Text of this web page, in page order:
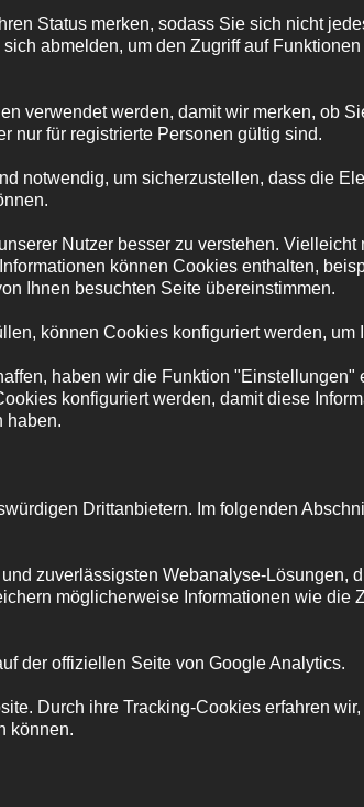
Status merken, sodass Sie sich nicht
abmelden, um den Zugriff auf
verwendet werden, damit wir merken, ob
nur für registrierte Personen gültig sind.
notwendig, um sicherzustellen, dass die
Nutzer besser zu verstehen.
können Cookies enthalten,
Ihnen besuchten Seite übereinstimmen.
können Cookies konfiguriert werden,
haben wir die Funktion
konfiguriert werden, damit diese
haben.
Drittanbietern. Im folgenden
zuverlässigsten Webanalyse-
möglicherweise Informationen wie
der offiziellen Seite von Google Analytics.
Durch ihre Tracking-Cookies erfahren
können.